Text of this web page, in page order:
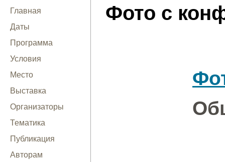
Главная
Даты
Программа
Условия
Место
Выставка
Организаторы
Тематика
Публикация
Авторам
Фото с